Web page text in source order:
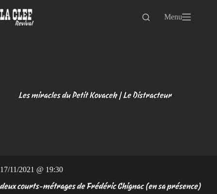
au
contenu
Menu
Les miracles du Petit Kovacek | Le Distracteur
17/11/2021 @ 19:30
deux courts-métrages de Frédéric Chignac (en sa présence)